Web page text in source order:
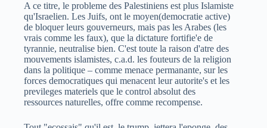
A ce titre, le probleme des Palestiniens est plus Islamiste
qu'Israelien. Les Juifs, ont le moyen(democratie active)
de bloquer leurs gouverneurs, mais pas les Arabes (les
vrais comme les faux), que la dictature fortifie'e de
tyrannie, neutralise bien. C'est toute la raison d'atre des
mouvements islamistes, c.a.d. les fouteurs de la religion
dans la politique – comme menace permanante, sur les
forces democratiques qui menacent leur autorite's et les
previleges materiels que le control absolut des
ressources naturelles, offre comme recompense.